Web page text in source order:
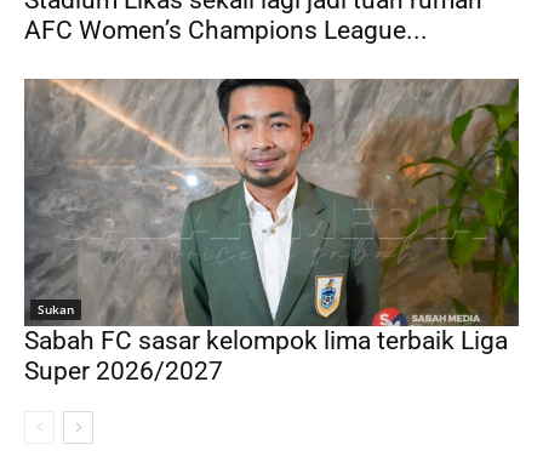
AFC Women’s Champions League...
Sukan
Sabah FC sasar kelompok lima terbaik Liga
Super 2026/2027